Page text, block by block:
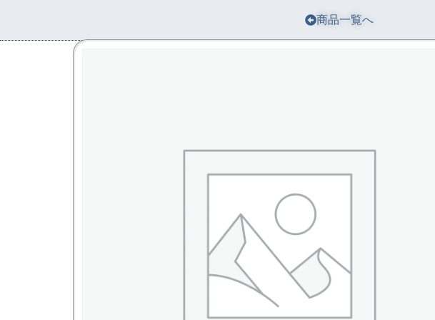
商品一覧へ